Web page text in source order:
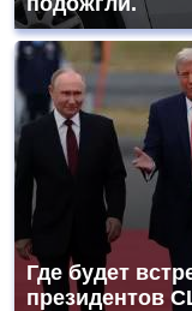
Где будет
президентов